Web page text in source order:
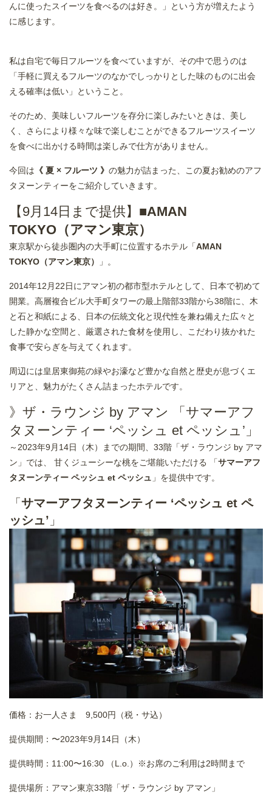
んに使ったスイーツを食べるのは好き。」という方が増えたよう
に感じます。
私は自宅で毎日フルーツを食べていますが、その中で思うのは
「手軽に買えるフルーツのなかでしっかりとした味のものに出会
える確率は低い」ということ。
そのため、美味しいフルーツを存分に楽しみたいときは、美し
く、さらにより様々な味で楽しむことができるフルーツスイーツ
を食べに出かける時間は楽しみで仕方がありません。
今回は 《 夏 × フルーツ 》 の魅力が詰まった、この夏お勧めのアフ
タヌーンティーをご紹介していきます。
【9月14日まで提供】■AMAN
TOKYO（アマン東京）
東京駅から徒歩圏内の大手町に位置するホテル「AMAN
TOKYO（アマン東京）
」。
2014年12月22日にアマン初の都市型ホテルとして、日本で初めて
開業。高層複合ビル大手町タワーの最上階部33階から38階に、木
と石と和紙による、日本の伝統文化と現代性を兼ね備えた広々と
した静かな空間と、厳選された食材を使用し、こだわり抜かれた
食事で安らぎを与えてくれます。
周辺には皇居東御苑の緑やお濠など豊かな自然と歴史が息づくエ
リアと、魅力がたくさん詰まったホテルです。
》ザ・ラウンジ by アマン 「サマーアフ
タヌーンティー ‘ペッシュ et ペッシュ’」
～2023年9月14日（木）までの期間、33階「ザ・ラウンジ by アマ
ン」では、 甘くジューシーな桃をご堪能いただける 「サマーアフ
タヌーンティー ペッシュ et ペッシュ 」を提供中です。
「 サマーアフタヌーンティー ‘ペッシュ et ペ
ッシュ’ 」
価格：お一人さま 9,500円（税・サ込）
提供期間：〜2023年9月14日（木）
提供時間：11:00〜16:30 （L.o.）※お席のご利用は2時間まで
提供場所：アマン東京33階「ザ・ラウンジ by アマン」